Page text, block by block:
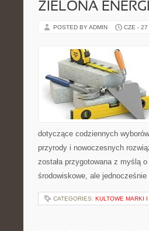
ZIELONA
POSTED BY ADMIN CZE -
dotyczące codziennych
przyrody i nowoczesnych
została przygotowana z myślą
środowiskowe, ale
CATEGORIES: KULTOWE MARKI